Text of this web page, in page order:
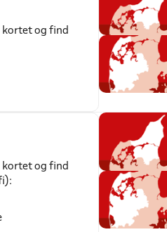
og find
og find